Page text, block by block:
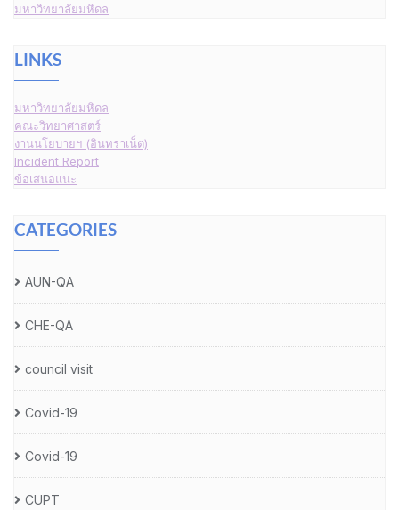
มหาวิทยาลัยมหิดล
LINKS
มหาวิทยาลัยมหิดล
คณะวิทยาศาสตร์
งานนโยบายฯ (อินทราเน็ต)
Incident Report
ข้อเสนอแนะ
CATEGORIES
AUN-QA
CHE-QA
council visit
Covid-19
Covid-19
CUPT